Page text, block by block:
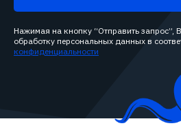
Нажимая на кнопку “Отправить запрос”,
обработку персональных данных в
конфиденциальности